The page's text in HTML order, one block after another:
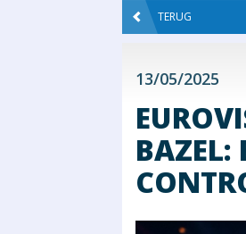
TERUG
13/05/2025
BAZEL: